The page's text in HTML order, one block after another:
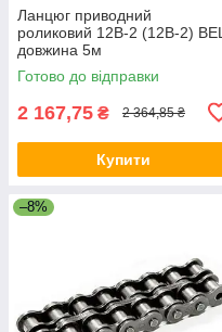
Ланцюг приводний
роликовий 12B-2 (12B-2) BEL
довжина 5м
Готово до відправки
2 167,75 ₴ 2 364,85 ₴
Купити
–8%